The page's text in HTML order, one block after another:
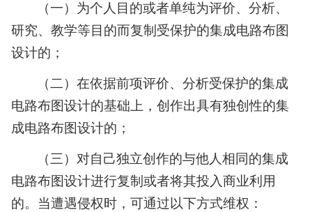
（一）为个人目的或者单纯为评价、分析、
研究、教学等目的而复制受保护的集成电路布图
设计的；
（二）在依据前项评价、分析受保护的集成
电路布图设计的基础上，创作出具有独创性的集
成电路布图设计的；
（三）对自己独立创作的与他人相同的集成
电路布图设计进行复制或者将其投入商业利用
的。当遭遇侵权时，可通过以下方式维权：